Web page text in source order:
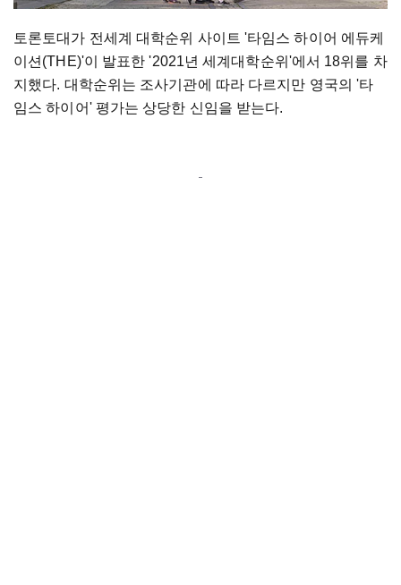
토론토대가 전세계 대학순위 사이트 '타임스 하이어 에듀케
이션(THE)'이 발표한 '2021년 세계대학순위'에서 18위를 차
지했다. 대학순위는 조사기관에 따라 다르지만 영국의 '타
임스 하이어' 평가는 상당한 신임을 받는다.